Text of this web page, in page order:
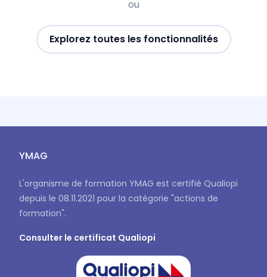
ou
Explorez toutes les fonctionnalités
YMAG
L'organisme de formation YMAG est certifié Qualiopi
depuis le 08.11.2021 pour la catégorie "actions de
formation".
Consulter le certificat Qualiopi